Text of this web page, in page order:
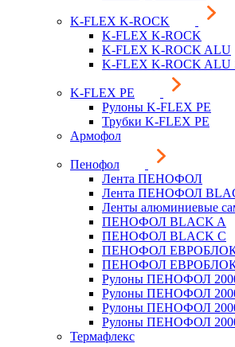
K-FLEX K-ROCK
K-FLEX K-ROCK
K-FLEX K-ROCK ALU
K-FLEX K-ROCK ALU
K-FLEX PE
Рулоны K-FLEX PE
Трубки K-FLEX PE
Армофол
Пенофол
Лента ПЕНОФОЛ
Лента ПЕНОФОЛ
Ленты алюминиевые
ПЕНОФОЛ BLACK A
ПЕНОФОЛ BLACK С
ПЕНОФОЛ
ПЕНОФОЛ ЕВРОБЛОК
Рулоны ПЕНОФОЛ
Рулоны ПЕНОФОЛ
Рулоны ПЕНОФОЛ
Рулоны ПЕНОФОЛ
Термафлекс